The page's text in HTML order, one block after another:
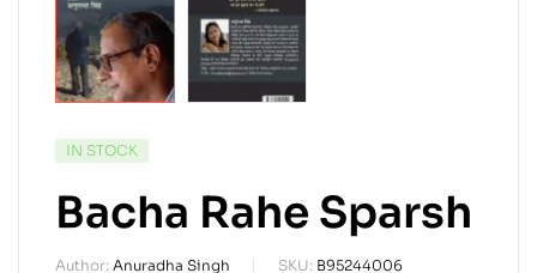
IN STOCK
Bacha Rahe Sparsh
Author: Anuradha Singh SKU: B95244006